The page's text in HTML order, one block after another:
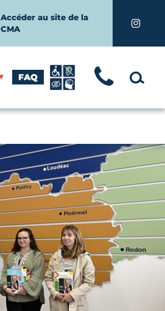
Accéder au site de la
CMA
FAQ